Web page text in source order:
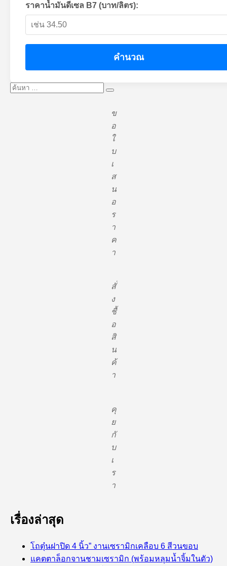
ราคาน้ำมันดีเซล B7 (บาท/ลิตร):
คำนวณ
ค้นหา:
ข
อ
ใ
บ
เ
ส
น
อ
ร
า
ค
า
สั่
ง
ชื้
อ
สิ
น
ค้
า
คุ
ย
กั
บ
เ
ร
า
เรื่องล่าสุด
โถตุ๋นฝาปิด 4 นิ้ว” งานเซรามิกเคลือบ 6 สีวนขอบ
แคตตาล็อกจานชามเซรามิก (พร้อมหลุมน้ำจิ้มในตัว)